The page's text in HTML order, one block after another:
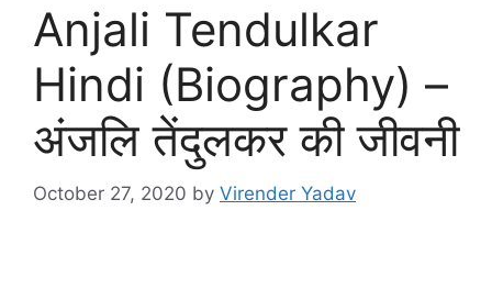
Anjali Tendulkar
Hindi (Biography) –
अंजलि तेंदुलकर की जीवनी
October 27, 2020 by Virender Yadav